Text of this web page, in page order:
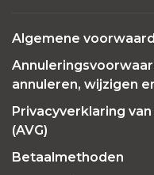
Algemene
annuleren, wijzigen
Privacyverklaring
(AVG)
Betaalmethoden